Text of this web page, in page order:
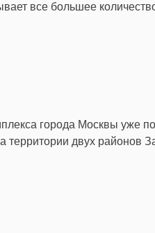
все большее
города Москвы уже
двух районов